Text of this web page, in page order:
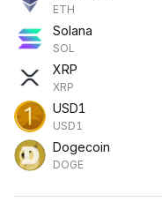
ETH
Solana
SOL
XRP
XRP
USD1
USD1
Dogecoin
DOGE